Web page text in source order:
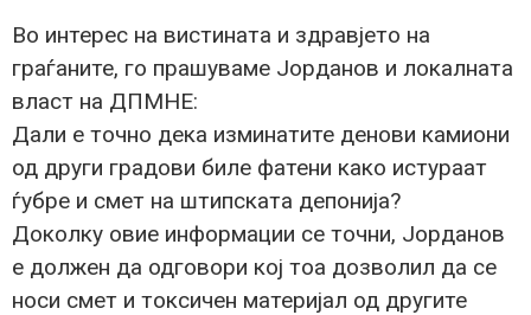
Во интерес на вистината и здравјето на
граѓаните, го прашуваме Јорданов и локалната
власт на ДПМНЕ:
Дали е точно дека изминатите денови камиони
од други градови биле фатени како истураат
ѓубре и смет на штипската депонија?
Доколку овие информации се точни, Јорданов
е должен да одговори кој тоа дозволил да се
носи смет и токсичен материјал од другите